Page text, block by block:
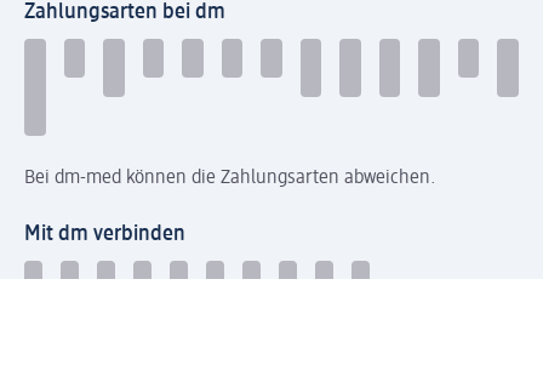
Zahlungsarten bei dm
Bei dm-med können die Zahlungsarten abweichen.
Mit dm verbinden